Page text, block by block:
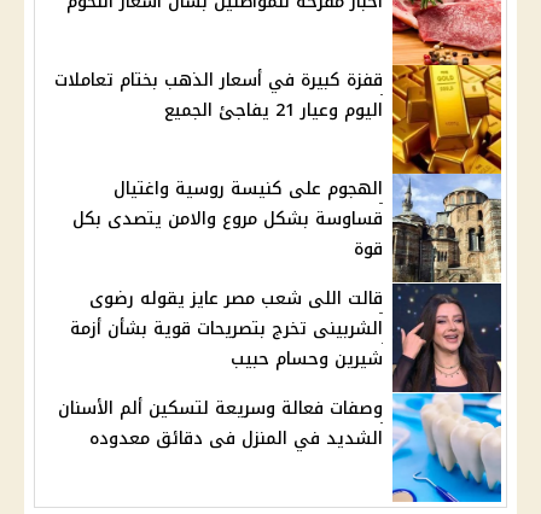
قفزة كبيرة في أسعار الذهب بختام تعاملات
اليوم وعيار 21 يفاجئ الجميع
الهجوم على كنيسة روسية واغتيال
قساوسة بشكل مروع والامن يتصدى بكل
قوة
قالت اللى شعب مصر عايز يقوله رضوى
الشربينى تخرج بتصريحات قوية بشأن أزمة
شيرين وحسام حبيب
وصفات فعالة وسريعة لتسكين ألم الأسنان
الشديد في المنزل فى دقائق معدوده